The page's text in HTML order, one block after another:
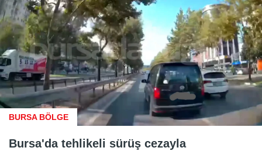
BURSA BÖLGE
Bursa'da tehlikeli sürüş cezayla